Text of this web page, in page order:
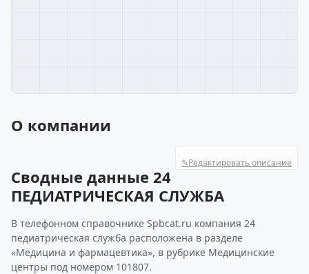
О компании
✎Редактировать описание
Сводные данные 24
ПЕДИАТРИЧЕСКАЯ СЛУЖБА
В телефонном справочнике Spbcat.ru компания 24
педиатрическая служба расположена в разделе
«Медицина и фармацевтика», в рубрике Медицинские
центры под номером 101807.